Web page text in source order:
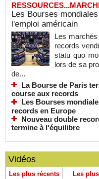
Les Bourses
l'emploi américain
Les
records
statu quo
lors de sa
de...
La Bourse de Paris
course aux records
Les Bourses
records en Europe
Nouveau double
termine à l'équilibre
Vidéos
Les plus récents Les